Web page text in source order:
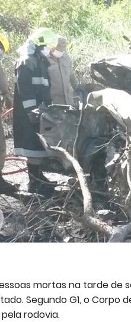
mortas na tarde de
Segundo G1, o
rodovia.